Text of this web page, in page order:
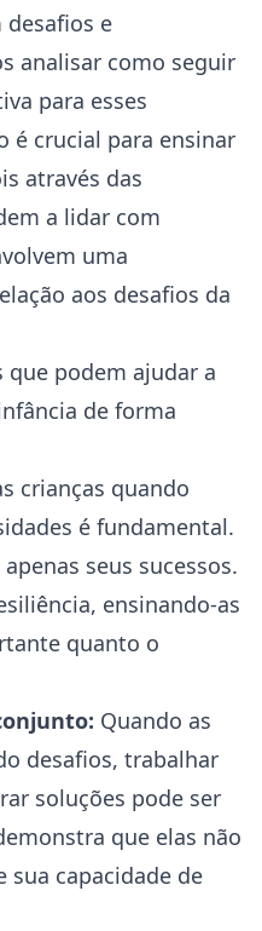
desafios e
analisar como seguir
para esses
é crucial para ensinar
através das
a lidar com
uma
aos desafios da
podem ajudar a
de forma
crianças quando
é fundamental.
seus sucessos.
ensinando-as
quanto o
Quando as
desafios, trabalhar
soluções pode ser
que elas não
sua capacidade de